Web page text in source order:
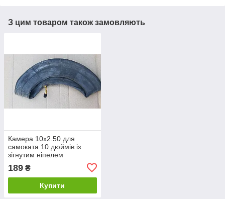
З цим товаром також замовляють
Камера 10x2.50 для
самоката 10 дюймів із
зігнутим ніпелем
189 ₴
Купити